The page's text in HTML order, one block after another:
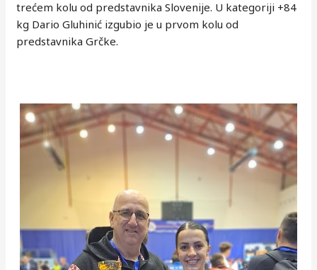
trećem kolu od predstavnika Slovenije. U kategoriji +84
kg Dario Gluhinić izgubio je u prvom kolu od
predstavnika Grčke.